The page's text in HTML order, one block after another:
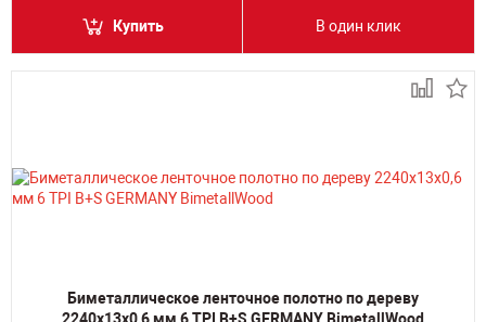
Купить В один клик
Биметаллическое ленточное полотно по дереву